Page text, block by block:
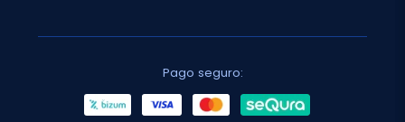
Pago seguro: